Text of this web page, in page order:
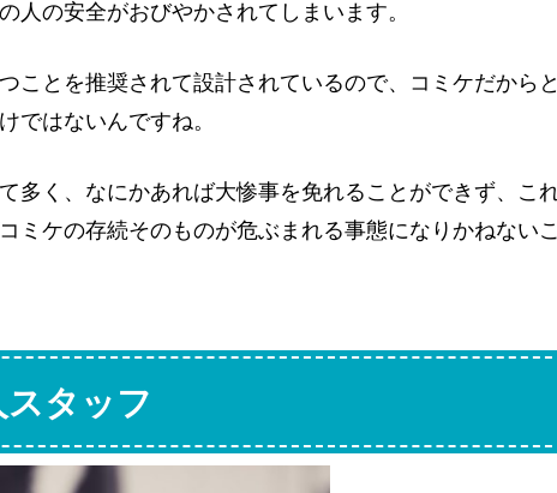
人の安全がおびやかされてしまいます。
ことを推奨されて設計されているので、コミケだから
ではないんですね。
多く、なにかあれば大惨事を免れることができず、こ
ミケの存続そのものが危ぶまれる事態になりかねない
タッフ